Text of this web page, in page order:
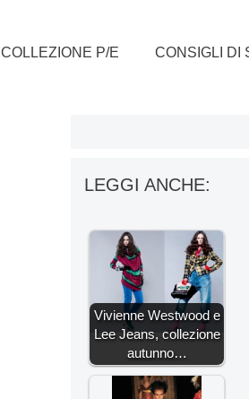
COLLEZIONE P/E CONSIGLI DI
LEGGI ANCHE:
Vivienne Westwood e
Lee Jeans, collezione
autunno…